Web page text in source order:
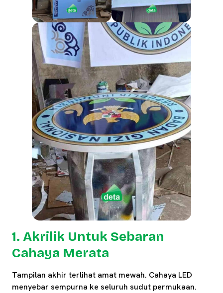
1. Akrilik Untuk Sebaran
Cahaya Merata
Tampilan akhir terlihat amat mewah. Cahaya LED
menyebar sempurna ke seluruh sudut permukaan.